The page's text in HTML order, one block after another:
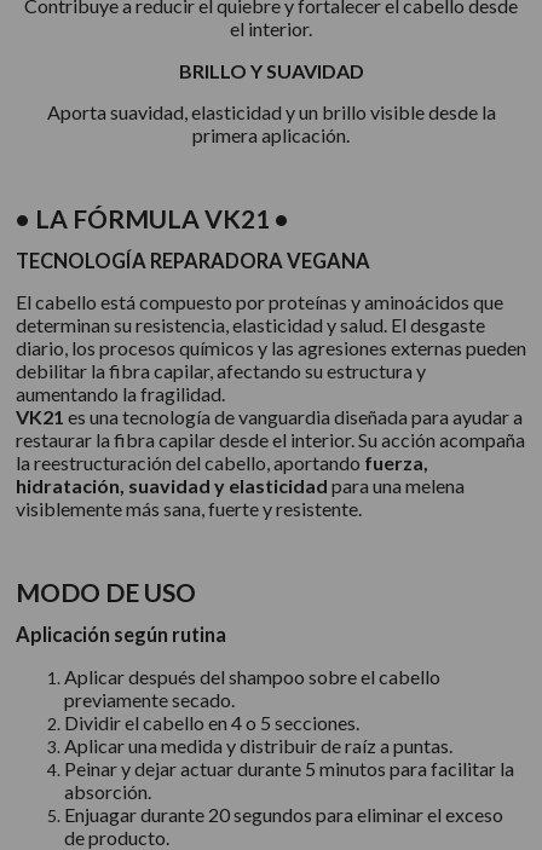
Contribuye a reducir el quiebre y fortalecer el cabello desde
el interior.
BRILLO Y SUAVIDAD
Aporta suavidad, elasticidad y un brillo visible desde la
primera aplicación.
• LA FÓRMULA VK21 •
TECNOLOGÍA REPARADORA VEGANA
El cabello está compuesto por proteínas y aminoácidos que
determinan su resistencia, elasticidad y salud. El desgaste
diario, los procesos químicos y las agresiones externas pueden
debilitar la fibra capilar, afectando su estructura y
aumentando la fragilidad.
VK21 es una tecnología de vanguardia diseñada para ayudar a
restaurar la fibra capilar desde el interior. Su acción acompaña
la reestructuración del cabello, aportando fuerza,
hidratación, suavidad y elasticidad para una melena
visiblemente más sana, fuerte y resistente.
MODO DE USO
Aplicación según rutina
Aplicar después del shampoo sobre el cabello
previamente secado.
Dividir el cabello en 4 o 5 secciones.
Aplicar una medida y distribuir de raíz a puntas.
Peinar y dejar actuar durante 5 minutos para facilitar la
absorción.
Enjuagar durante 20 segundos para eliminar el exceso
de producto.